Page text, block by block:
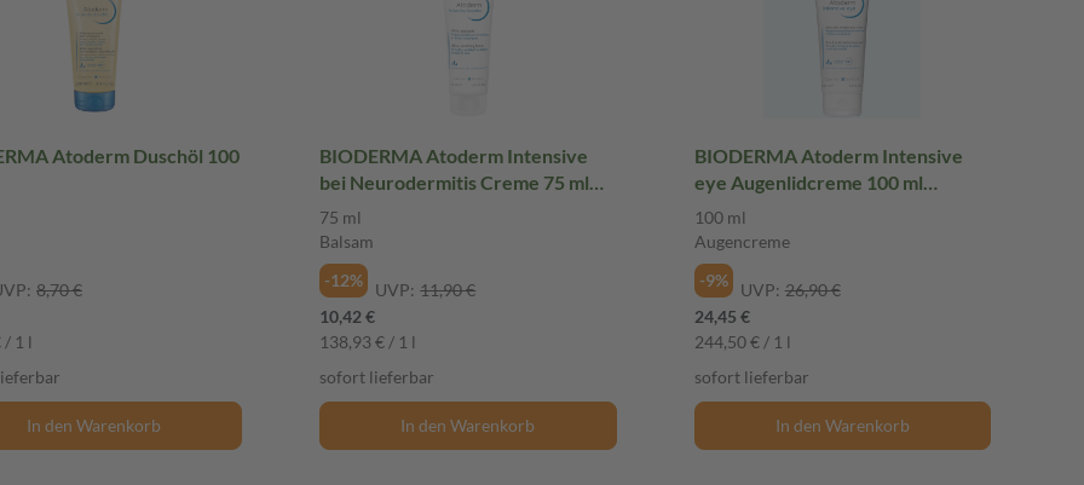
Atoderm Duschöl 100
8,70 €
/ 1 l
In den Warenkorb
BIODERMA Atoderm Intensive
bei Neurodermitis Creme 75 ml
Balsam
75 ml
Balsam
-12%
UVP: 11,90 €
10,42 €
138,93 € / 1 l
sofort lieferbar
In den Warenkorb
BIODERMA Atoderm Intensive
eye Augenlidcreme 100 ml
Augencreme
100 ml
Augencreme
-9%
UVP: 26,90 €
24,45 €
244,50 € / 1 l
sofort lieferbar
In den Warenkorb